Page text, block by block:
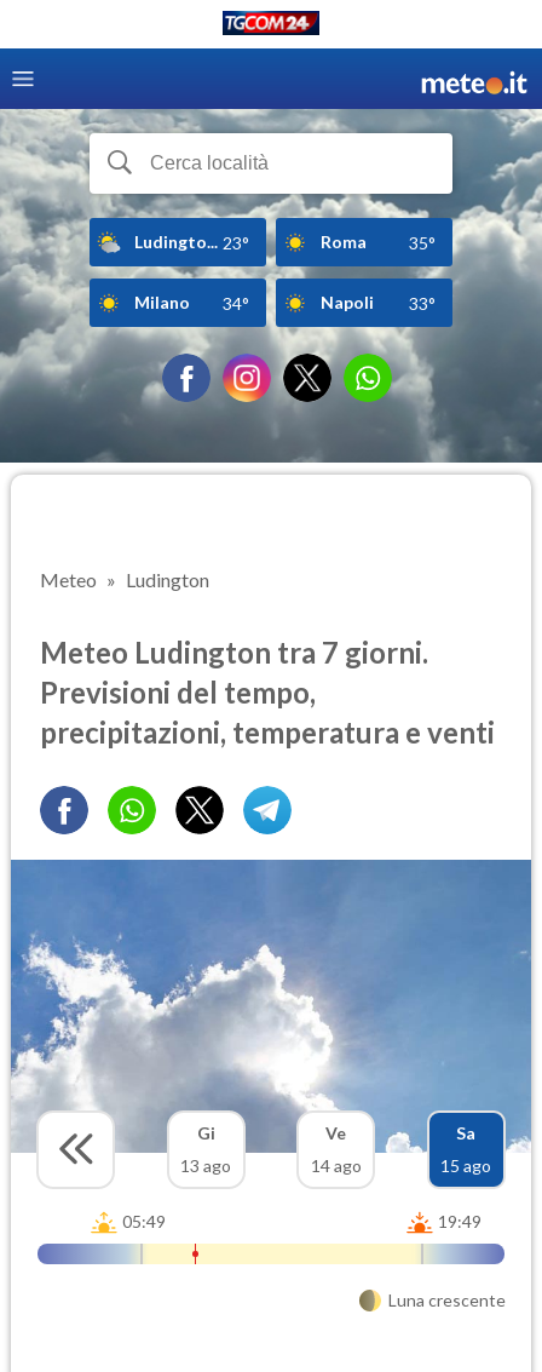
Ludingto... 23° Roma 35°
Milano 34° Napoli 33°
Meteo Ludington
Meteo Ludington tra 7 giorni.
Previsioni del tempo,
precipitazioni, temperatura e venti
Gi
13 ago
Ve
14 ago
Sa
15 ago
05:49 19:49
Luna crescente